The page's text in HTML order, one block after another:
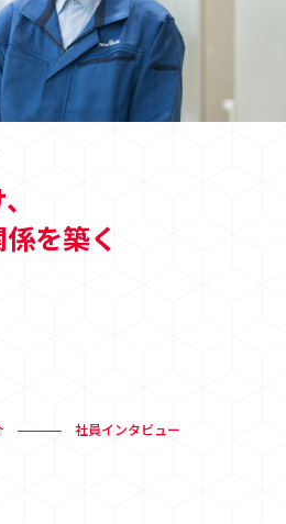
を築く
社員インタビュー